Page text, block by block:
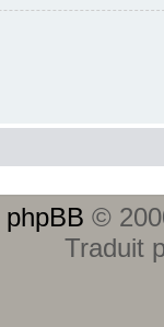
phpBB ©
Traduit